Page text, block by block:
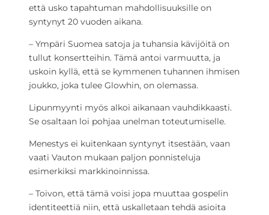
että usko tapahtuman mahdollisuuksille on
syntynyt 20 vuoden aikana.
– Ympäri Suomea satoja ja tuhansia kävijöitä on
tullut konsertteihin. Tämä antoi varmuutta, ja
uskoin kyllä, että se kymmenen tuhannen ihmisen
joukko, joka tulee Glowhin, on olemassa.
Lipunmyynti myös alkoi aikanaan vauhdikkaasti.
Se osaltaan loi pohjaa unelman toteutumiselle.
Menestys ei kuitenkaan syntynyt itsestään, vaan
vaati Vauton mukaan paljon ponnisteluja
esimerkiksi markkinoinnissa.
– Toivon, että tämä voisi jopa muuttaa gospelin
identiteettiä niin, että uskalletaan tehdä asioita